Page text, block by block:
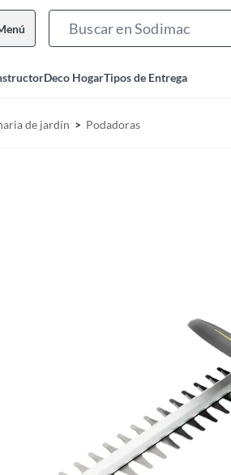
Deco HogarTipos de Entrega
de jardín Podadoras